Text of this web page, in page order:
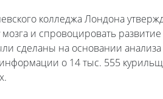
колледжа Лондона
мозга и спровоцировать
сделаны на основании
о 14 тыс. 555